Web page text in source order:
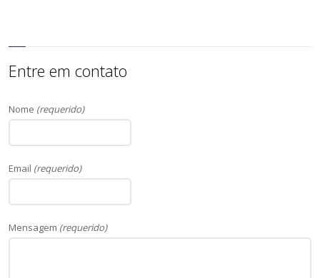
Entre em contato
Nome (requerido)
Email (requerido)
Mensagem (requerido)